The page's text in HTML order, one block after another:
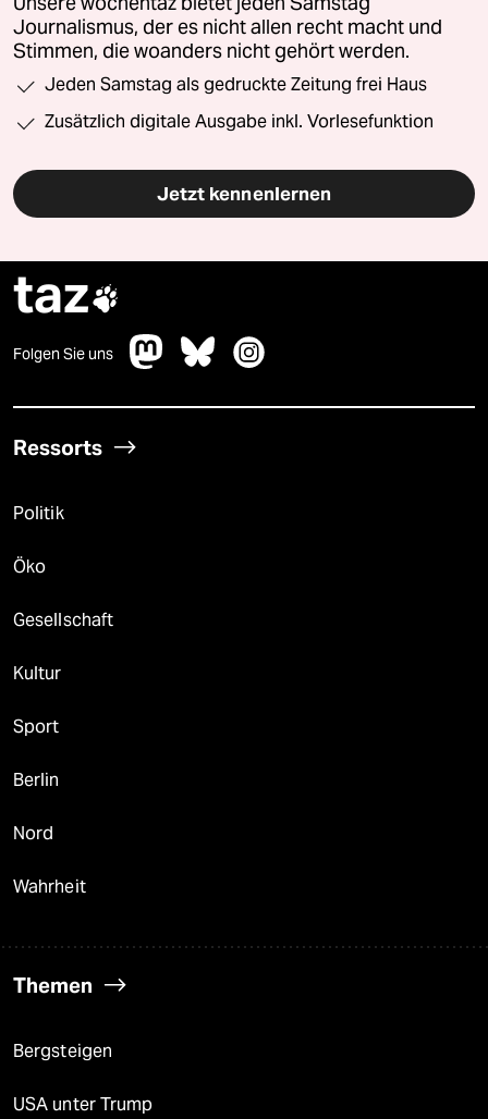
Journalismus, der es nicht allen recht macht und
Stimmen, die woanders nicht gehört werden.
Jeden Samstag als gedruckte Zeitung frei Haus
Zusätzlich digitale Ausgabe inkl. Vorlesefunktion
Jetzt kennenlernen
taz
Folgen Sie uns
Ressorts
Politik
Öko
Gesellschaft
Kultur
Sport
Berlin
Nord
Wahrheit
Themen
Bergsteigen
USA unter Trump